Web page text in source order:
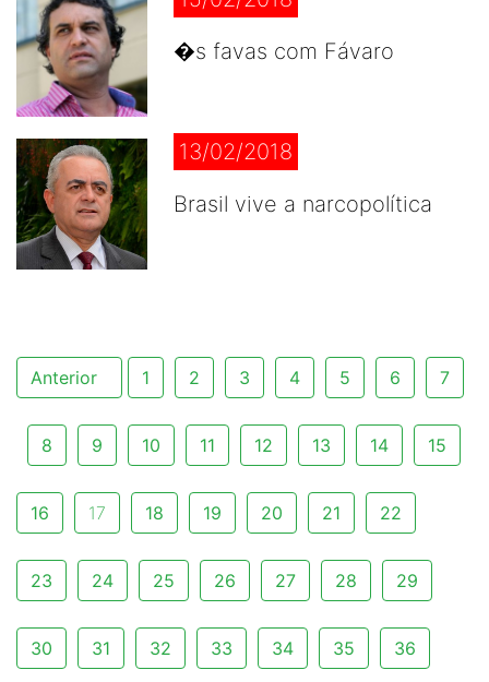
�s favas com Fávaro
13/02/2018
Brasil vive a narcopolítica
Anterior 1 2 3 4 5 6 7
8 9 10 11 12 13 14 15
16 17 18 19 20 21 22
23 24 25 26 27 28 29
30 31 32 33 34 35 36